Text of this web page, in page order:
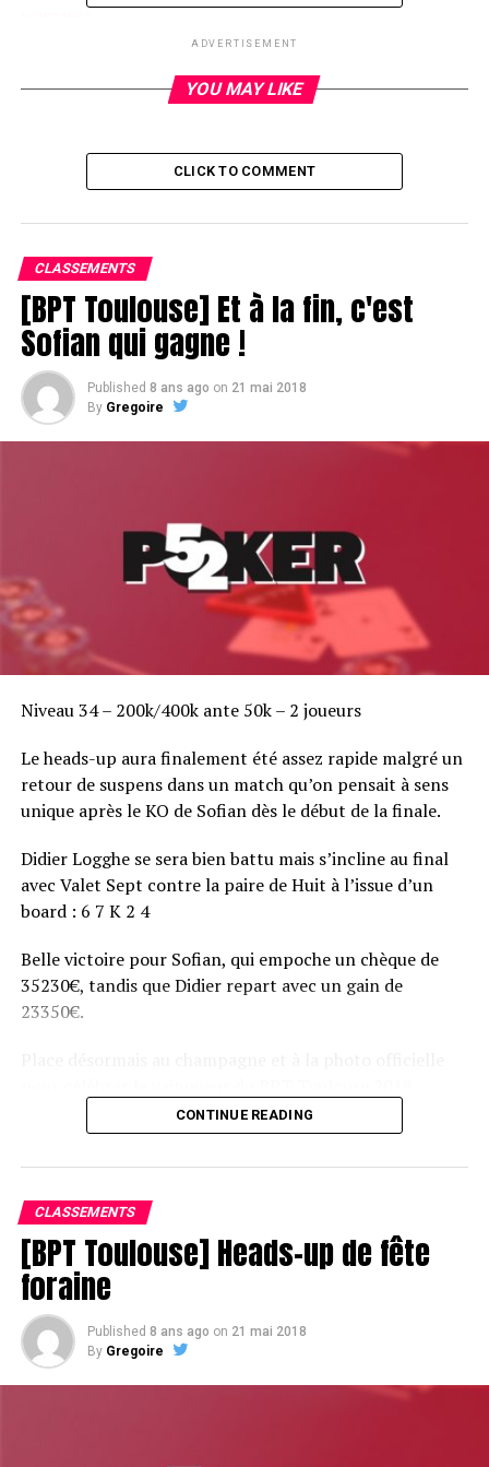
Le génie reste dans la placeADVERTISEMENT
YOU MAY LIKE
CLICK TO COMMENT
CLASSEMENTS
[BPT Toulouse] Et à la fin, c'est
Sofian qui gagne !
Published 8 ans ago on 21 mai 2018
By Gregoire
Niveau 34 – 200k/400k ante 50k – 2 joueurs
Le heads-up aura finalement été assez rapide malgré un
retour de suspens dans un match qu’on pensait à sens
unique après le KO de Sofian dès le début de la finale.
Didier Logghe se sera bien battu mais s’incline au final
avec Valet Sept contre la paire de Huit à l’issue d’un
board : 6 7 K 2 4
Belle victoire pour Sofian, qui empoche un chèque de
35230€, tandis que Didier repart avec un gain de
23350€.
CONTINUE READING
CLASSEMENTS
[BPT Toulouse] Heads-up de fête
foraine
Published 8 ans ago on 21 mai 2018
By Gregoire